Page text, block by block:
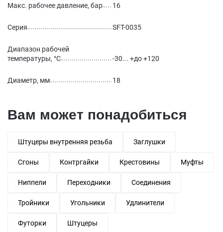
Макс. рабочее давление, бар 16
Серия SFT-0035
Диапазон рабочей
температуры, °С
-30... +до +120
Диаметр, мм 18
Вам может понадобиться
Штуцеры внутренняя резьба Заглушки
Сгоны Контргайки Крестовины Муфты
Ниппели Переходники Соединения
Тройники Угольники Удлинители
Футорки Штуцеры